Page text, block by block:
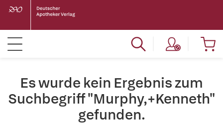
Es wurde kein Ergebnis zum
Suchbegriff "Murphy,+Kenneth"
gefunden.